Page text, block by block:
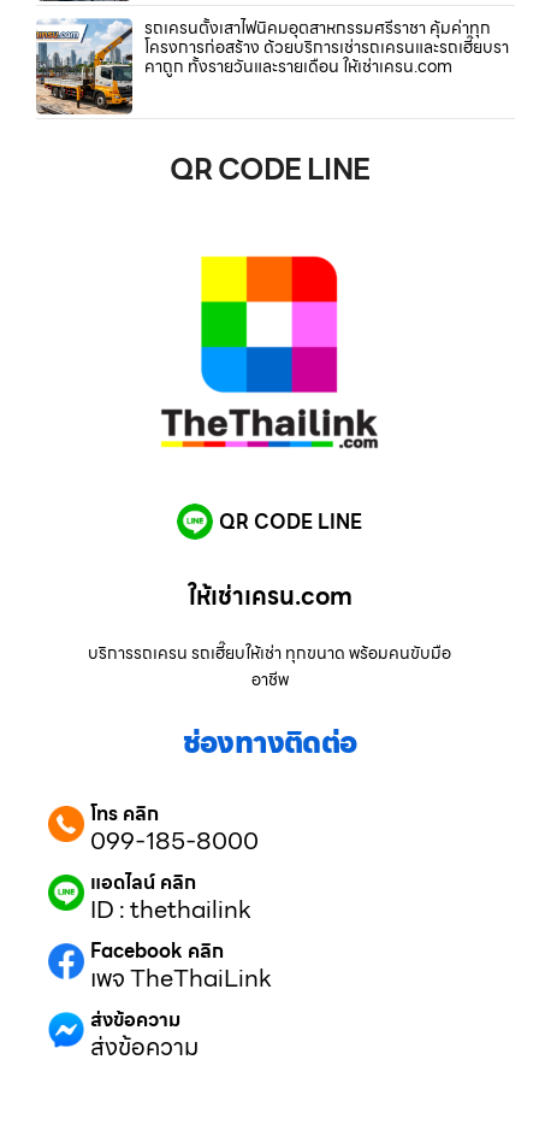
รถเครนตั้งเสาไฟนิคมอุตสาหกรรมศรีราชา คุ้มค่าทุก
โครงการก่อสร้าง ด้วยบริการเช่ารถเครนและรถเฮี๊ยบรา
คาถูก ทั้งรายวันและรายเดือน ให้เช่าเครน.com
QR CODE LINE
QR CODE LINE
ให้เช่าเครน.com
บริการรถเครน รถเฮี๊ยบให้เช่า ทุกขนาด พร้อมคนขับมือ
อาชีพ
ช่องทางติดต่อ
โทร คลิก
099-185-8000
แอดไลน์ คลิก
ID : thethailink
Facebook คลิก
เพจ TheThaiLink
ส่งข้อความ
ส่งข้อความ